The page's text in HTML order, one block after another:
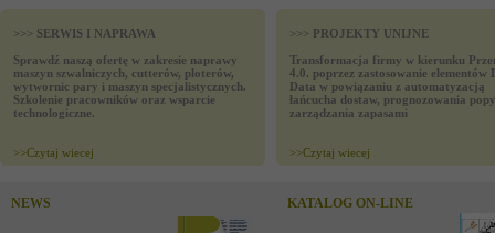
>>> SERWIS I NAPRAWA
Sprawdź naszą ofertę w zakresie naprawy
maszyn szwalniczych, cutterów, ploterów,
wytwornic pary i maszyn specjalistycznych.
Szkolenie pracowników oraz wsparcie
technologiczne.
>>Czytaj wiecej
>>> PROJEKTY UNIJNE
Transformacja firmy w kierunku
4.0. poprzez zastosowanie elementów
Data w powiązaniu z automatyzacją
łańcucha dostaw, prognozowania
zarządzania zapasami
>>Czytaj wiecej
NEWS KATALOG ON-LINE